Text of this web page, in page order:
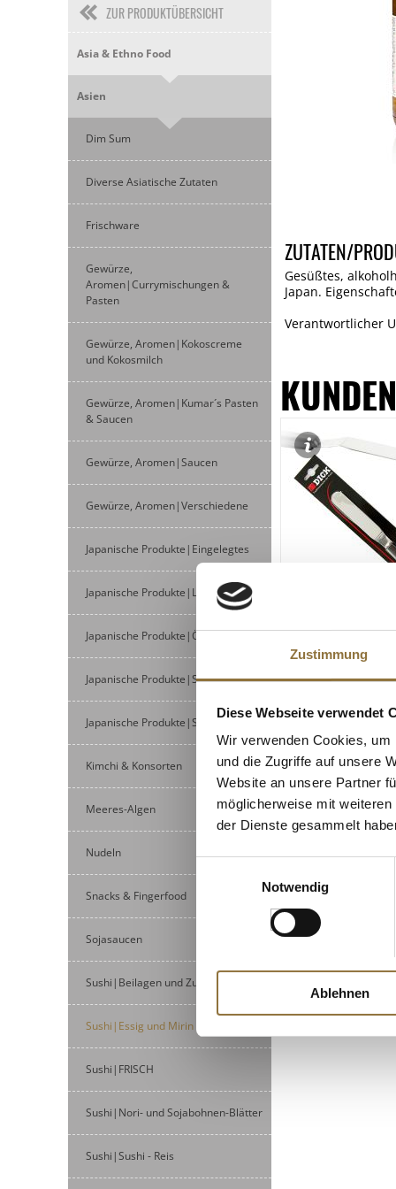
Zustimmung
Diese Webseite verwendet
Wir verwenden Cookies,
und die Zugriffe auf unsere
Website an unsere Partner
möglicherweise mit
der Dienste gesammelt
Notwendig
Ablehnen
ZUR PRODUKTÜBERSICHT
Asia & Ethno Food
Asien
Dim Sum
Diverse Asiatische Zutaten
Frischware
Gewürze,
Aromen|Currymischungen &
Pasten
Gewürze, Aromen|Kokoscreme
und Kokosmilch
Gewürze, Aromen|Kumar´s Pasten
& Saucen
Gewürze, Aromen|Saucen
Gewürze, Aromen|Verschiedene
Japanische Produkte|Eingelegtes
Japanische Produkte|Lebensmittel
Japanische Produkte|Öle
Japanische Produkte|Säfte
Japanische Produkte|Saucen
Kimchi & Konsorten
Meeres-Algen
Nudeln
Snacks & Fingerfood
Sojasaucen
Sushi|Beilagen und Zubehör
Sushi|Essig und Mirin
Sushi|FRISCH
Sushi|Nori- und Sojabohnen-Blätter
Sushi|Sushi - Reis
ZUTATEN/
Gesüßtes,
Japan.
Verantwortlicher
Winkelpalette,
St
€ 14,50